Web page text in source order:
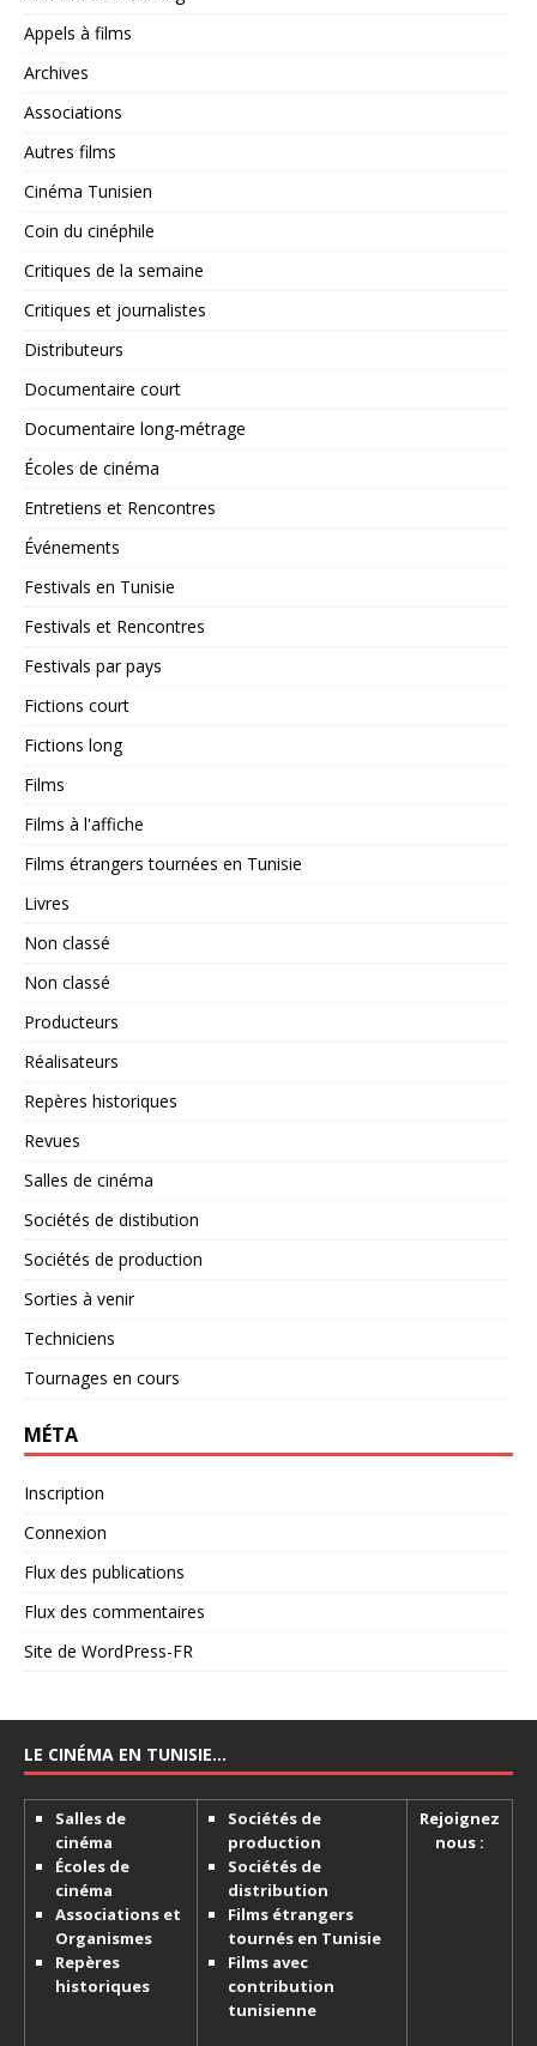
Appels à films
Archives
Associations
Autres films
Cinéma Tunisien
Coin du cinéphile
Critiques de la semaine
Critiques et journalistes
Distributeurs
Documentaire court
Documentaire long-métrage
Écoles de cinéma
Entretiens et Rencontres
Événements
Festivals en Tunisie
Festivals et Rencontres
Festivals par pays
Fictions court
Fictions long
Films
Films à l'affiche
Films étrangers tournées en Tunisie
Livres
Non classé
Non classé
Producteurs
Réalisateurs
Repères historiques
Revues
Salles de cinéma
Sociétés de distibution
Sociétés de production
Sorties à venir
Techniciens
Tournages en cours
MÉTA
Inscription
Connexion
Flux des publications
Flux des commentaires
Site de WordPress-FR
LE CINÉMA EN TUNISIE…
Salles de
cinéma
Écoles de
cinéma
Associations et
Organismes
Repères
historiques
Sociétés de
production
Sociétés de
distribution
Films étrangers
tournés en Tunisie
Films avec
contribution
tunisienne
Rejoignez
nous :